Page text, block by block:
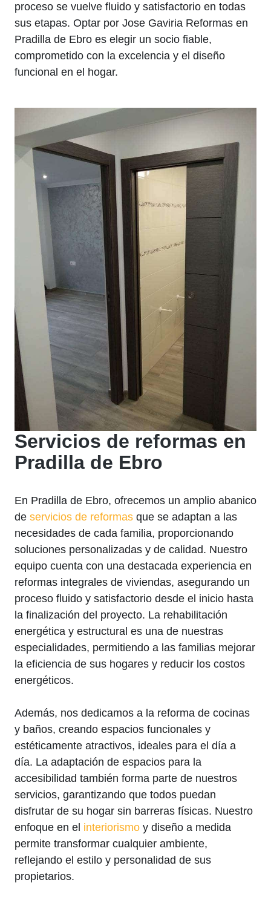
proceso se vuelve fluido y satisfactorio en todas
sus etapas. Optar por Jose Gaviria Reformas en
Pradilla de Ebro es elegir un socio fiable,
comprometido con la excelencia y el diseño
funcional en el hogar.
Servicios de reformas en
Pradilla de Ebro
En Pradilla de Ebro, ofrecemos un amplio abanico
de servicios de reformas que se adaptan a las
necesidades de cada familia, proporcionando
soluciones personalizadas y de calidad. Nuestro
equipo cuenta con una destacada experiencia en
reformas integrales de viviendas, asegurando un
proceso fluido y satisfactorio desde el inicio hasta
la finalización del proyecto. La rehabilitación
energética y estructural es una de nuestras
especialidades, permitiendo a las familias mejorar
la eficiencia de sus hogares y reducir los costos
energéticos.
Además, nos dedicamos a la reforma de cocinas
y baños, creando espacios funcionales y
estéticamente atractivos, ideales para el día a
día. La adaptación de espacios para la
accesibilidad también forma parte de nuestros
servicios, garantizando que todos puedan
disfrutar de su hogar sin barreras físicas. Nuestro
enfoque en el interiorismo y diseño a medida
permite transformar cualquier ambiente,
reflejando el estilo y personalidad de sus
propietarios.